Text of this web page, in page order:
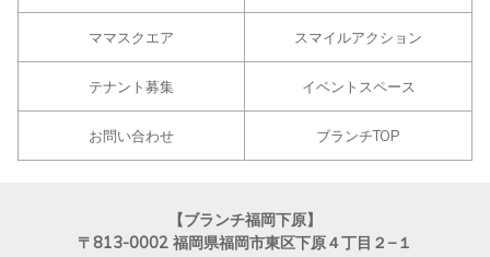
ママスクエア スマイルアクション
テナント募集 イベントスペース
お問い合わせ ブランチTOP
【ブランチ福岡下原】
〒813-0002 福岡県福岡市東区下原４丁目２−１